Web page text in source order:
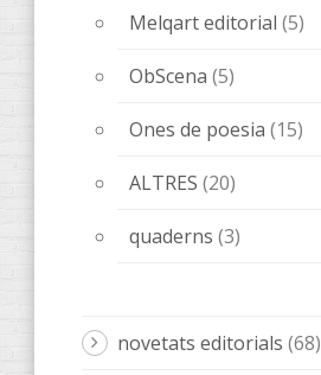
Melqart editorial (5)
ObScena (5)
Ones de poesia (15)
ALTRES (20)
quaderns (3)
novetats editorials (68)